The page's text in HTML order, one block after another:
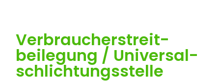
Verbraucher­streit­
beilegung / Universal­
schlichtungs­stelle